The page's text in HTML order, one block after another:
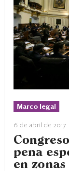
Marco legal
6 de abril de 2017
pena
en